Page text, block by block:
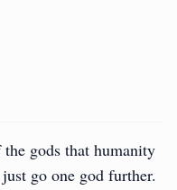
gods that humanity
go one god further.